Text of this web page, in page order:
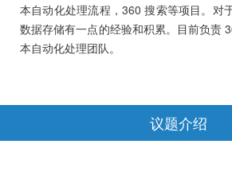
本自动化处理流程，360 搜索等项目。对
数据存储有一点的经验和积累。目前负责
本自动化处理团队。
议题介绍